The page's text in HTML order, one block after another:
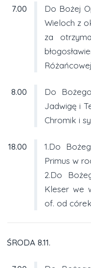
7.00
Do Bożej
Wieloch z
za
8.00
Do
Jadwigę i
Chromik i
18.00
1.Do
Primus w
2.Do
Kleser we
of. od
ŚRODA 8.11.